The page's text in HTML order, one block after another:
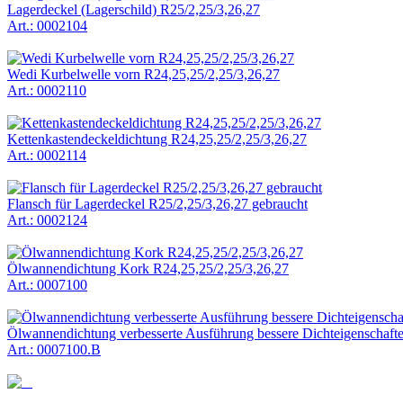
Lagerdeckel (Lagerschild) R25/2,25/3,26,27
Art.: 0002104
Wedi Kurbelwelle vorn R24,25,25/2,25/3,26,27
Art.: 0002110
Kettenkastendeckeldichtung R24,25,25/2,25/3,26,27
Art.: 0002114
Flansch für Lagerdeckel R25/2,25/3,26,27 gebraucht
Art.: 0002124
Ölwannendichtung Kork R24,25,25/2,25/3,26,27
Art.: 0007100
Ölwannendichtung verbesserte Ausführung bessere
Art.: 0007100.B